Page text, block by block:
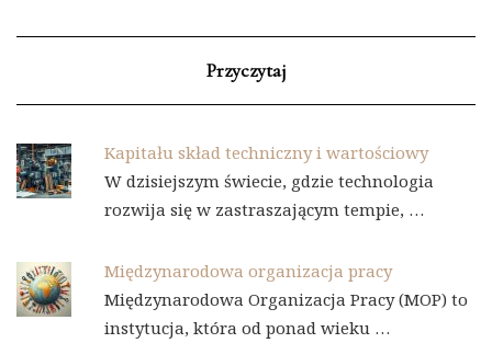
Przyczytaj
Kapitału skład techniczny i wartościowy
W dzisiejszym świecie, gdzie technologia
rozwija się w zastraszającym tempie, …
Międzynarodowa organizacja pracy
Międzynarodowa Organizacja Pracy (MOP) to
instytucja, która od ponad wieku …